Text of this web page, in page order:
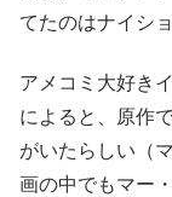
てたのはナイシ
アメコミ大好き
によると、原作
がいたらしい（
画の中でもマー